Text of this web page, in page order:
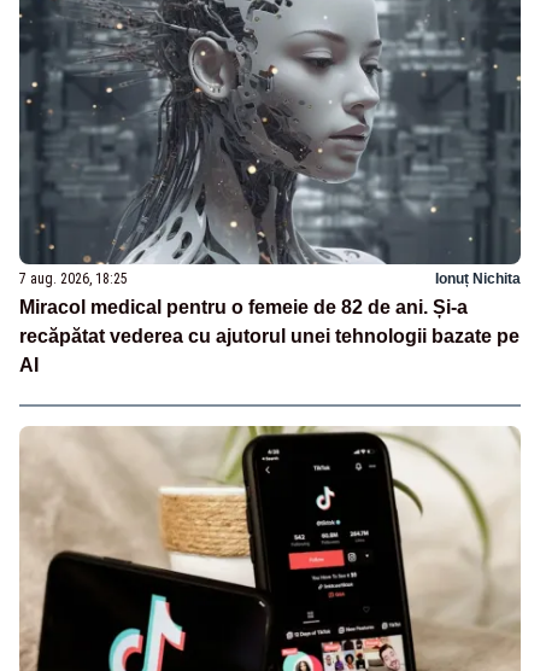
7 aug. 2026, 18:25 Ionuț Nichita
Miracol medical pentru o femeie de 82 de ani. Și-a
recăpătat vederea cu ajutorul unei tehnologii bazate pe
AI